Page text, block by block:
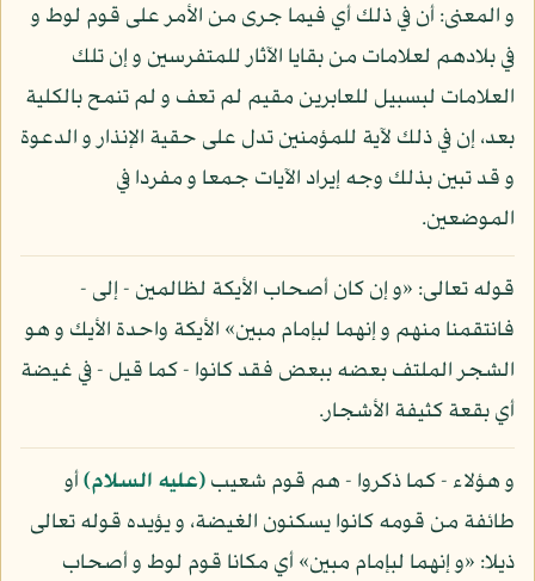
و المعنى: أن في ذلك أي فيما جرى من الأمر على قوم لوط و
في بلادهم لعلامات من بقايا الآثار للمتفرسين و إن تلك
العلامات لبسبيل للعابرين مقيم لم تعف و لم تنمح بالكلية
بعد، إن في ذلك لآية للمؤمنين تدل على حقية الإنذار و الدعوة
و قد تبين بذلك وجه إيراد الآيات جمعا و مفردا في
الموضعين.
قوله تعالى: «و إن كان أصحاب الأيكة لظالمين - إلى -
فانتقمنا منهم و إنهما لبإمام مبين» الأيكة واحدة الأيك و هو
الشجر الملتف بعضه ببعض فقد كانوا - كما قيل - في غيضة
أي بقعة كثيفة الأشجار.
و هؤلاء - كما ذكروا - هم قوم شعيب(عليه السلام)أو
طائفة من قومه كانوا يسكنون الغيضة، و يؤيده قوله تعالى
ذيلا: «و إنهما لبإمام مبين» أي مكانا قوم لوط و أصحاب